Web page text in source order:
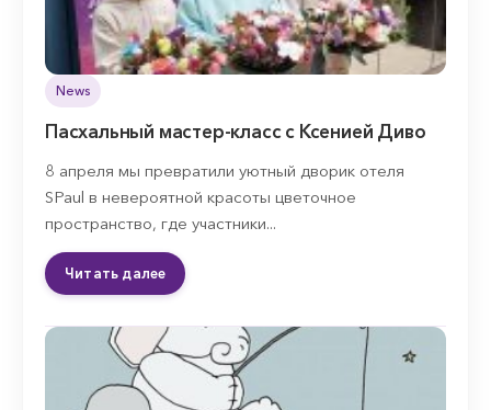
News
Пасхальный мастер-класс с Ксенией Диво
8 апреля мы превратили уютный дворик отеля
SPaul в невероятной красоты цветочное
пространство, где участники...
Читать далее